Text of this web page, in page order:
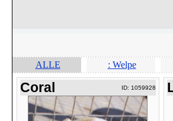
ALLE : Welpe
Coral ID: 1059928